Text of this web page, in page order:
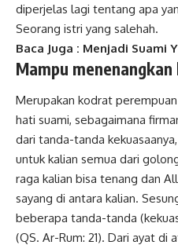
diperjelas lagi tentang apa
Seorang istri yang salehah.
Baca Juga : Menjadi Suami
Mampu
Merupakan kodrat
hati suami, sebagaimana
dari tanda-tanda
untuk kalian semua dari
raga kalian bisa tenang dan
sayang di antara kalian.
beberapa tanda-tanda
(QS. Ar-Rum: 21). Dari ayat di